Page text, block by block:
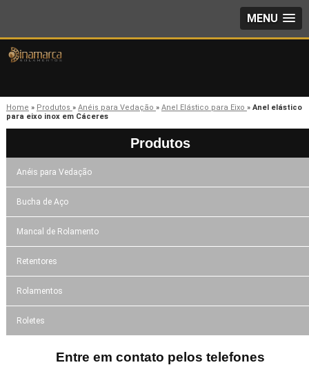
MENU
Home » Produtos » Anéis para Vedação » Anel Elástico para Eixo » Anel elástico
para eixo inox em Cáceres
Produtos
Anéis para Vedação
Bucha de Aço
Mancal de Rolamento
Retentores
Rolamentos
Roletes
Entre em contato pelos telefones